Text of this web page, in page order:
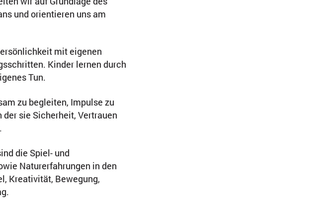
und orientieren uns am
mit eigenen
Kinder lernen durch
Tun.
zu begleiten, Impulse zu
sie Sicherheit, Vertrauen
die Spiel- und
Naturerfahrungen in den
Kreativität, Bewegung,